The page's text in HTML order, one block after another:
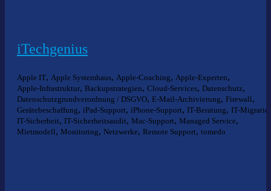
iTechgenius
Apple IT, Apple Systemhaus, Apple-Coaching, Apple-Experten,
Apple-Infrastruktur, Backupstrategien, Cloud-Services, Datenschutz,
Datenschutzgrundverordnung / DSGVO, E-Mail-Archivierung, Firewall,
Gerätebeschaffung, iPad-Support, iPhone-Support, IT-Beratung, IT-
IT-Sicherheit, IT-Sicherheitsaudit, Mac-Support, Managed Service,
Mietmodell, Monitoring, Netzwerke, Remote Support, tomedo